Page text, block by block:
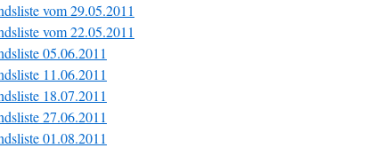
vom 29.05.2011
vom 22.05.2011
05.06.2011
11.06.2011
18.07.2011
27.06.2011
01.08.2011